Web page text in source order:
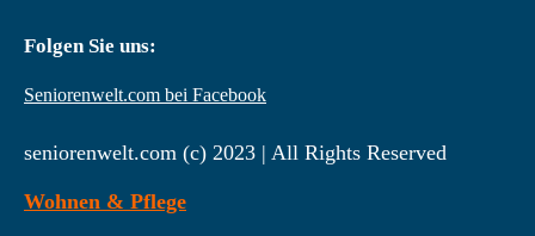
Folgen Sie uns:
Seniorenwelt.com bei Facebook
seniorenwelt.com (c) 2023 | All Rights Reserved
Wohnen & Pflege